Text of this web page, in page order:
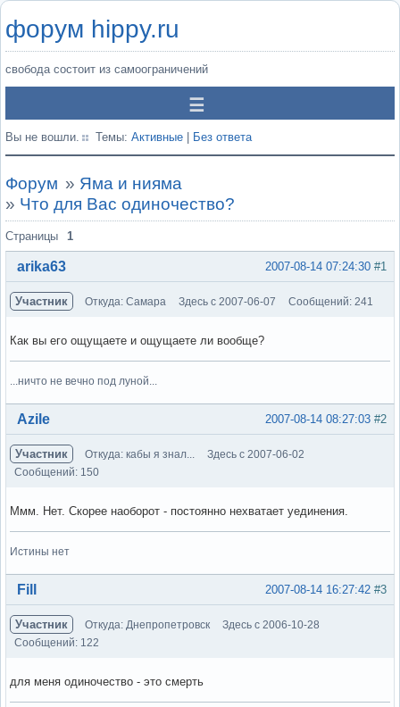
форум hippy.ru
свобода состоит из самоограничений
Вы не вошли. Темы: Активные Без ответа
Форум » Яма и нияма
» Что для Вас одиночество?
Страницы 1
#1
2007-08-14 07:24:30
arika63
Участник Откуда: Самара Здесь с 2007-06-07 Сообщений: 241
Как вы его ощущаете и ощущаете ли вообще?
...ничто не вечно под луной...
Вне форума #2
2007-08-14 08:27:03
Azile
Участник Откуда: кабы я знал...
Здесь с 2007-06-02
Сообщений: 150
Ммм. Нет. Скорее наоборот - постоянно нехватает уединения.
Истины нет
Вне форума #3
2007-08-14 16:27:42
Fill
Участник Откуда: Днепропетровск
Здесь с 2006-10-28
Сообщений: 122
для меня одиночество - это смерть